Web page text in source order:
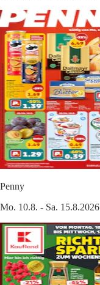
Penny
Mo. 10.8. - Sa. 15.8.2026